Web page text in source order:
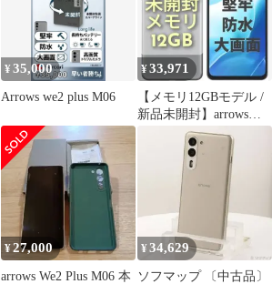
¥35,000
Arrows we2 plus M06
¥33,971
【メモリ12GBモデル /
新品未開封】arrows
We2 Plus M06
¥27,000
arrows We2 Plus M06 本
¥34,629
ソフマップ 〔中古品〕